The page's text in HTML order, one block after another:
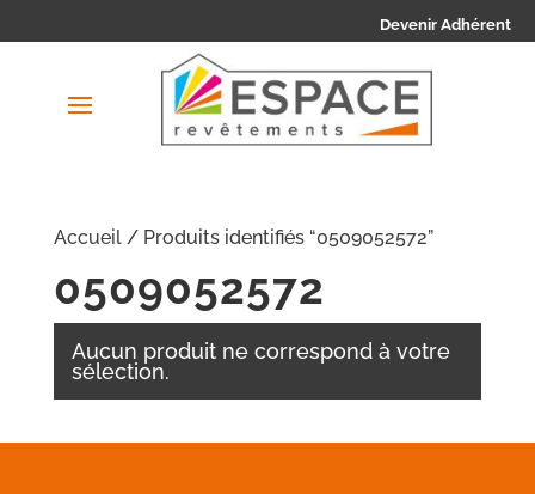
Devenir Adhérent
Accueil/ Produits identifiés “0509052572”
0509052572
Aucun produit ne correspond à votre
sélection.